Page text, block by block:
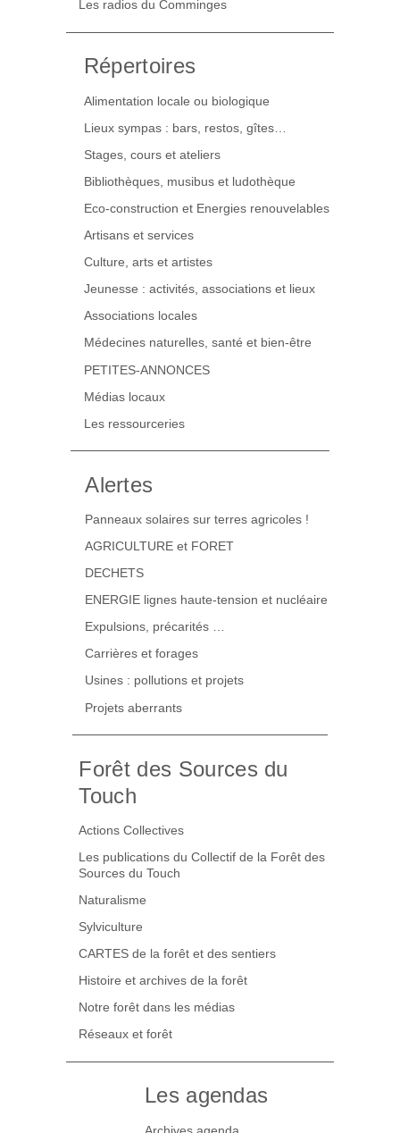
Les radios du Comminges
Répertoires
Alimentation locale ou biologique
Lieux sympas : bars, restos, gîtes…
Stages, cours et ateliers
Bibliothèques, musibus et ludothèque
Eco-construction et Energies renouvelables
Artisans et services
Culture, arts et artistes
Jeunesse : activités, associations et lieux
Associations locales
Médecines naturelles, santé et bien-être
PETITES-ANNONCES
Médias locaux
Les ressourceries
Alertes
Panneaux solaires sur terres agricoles !
AGRICULTURE et FORET
DECHETS
ENERGIE lignes haute-tension et nucléaire
Expulsions, précarités …
Carrières et forages
Usines : pollutions et projets
Projets aberrants
Forêt des Sources du
Touch
Actions Collectives
Les publications du Collectif de la Forêt des
Sources du Touch
Naturalisme
Sylviculture
CARTES de la forêt et des sentiers
Histoire et archives de la forêt
Notre forêt dans les médias
Réseaux et forêt
Les agendas